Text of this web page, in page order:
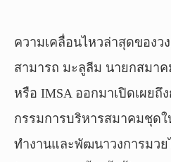
ความเคลื่อนไหวล่าสุดของว
สามารถ มะลูลีม นายกสมา
หรือ IMSA ออกมาเปิดเผย
กรรมการบริหารสมาคมชุดใ
ทำงานและพัฒนาวงการมว
rights